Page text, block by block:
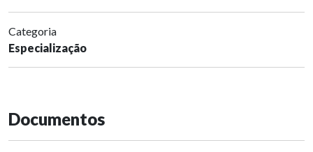
Categoria
Especialização
Documentos